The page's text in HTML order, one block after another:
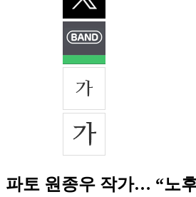
파토 원종우 작가… “노